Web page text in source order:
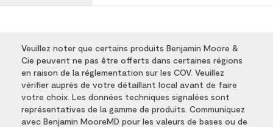
Veuillez noter que certains produits Benjamin Moore &
Cie peuvent ne pas être offerts dans certaines régions
en raison de la réglementation sur les COV. Veuillez
vérifier auprès de votre détaillant local avant de faire
votre choix. Les données techniques signalées sont
représentatives de la gamme de produits. Communiquez
avec Benjamin MooreMD pour les valeurs de bases ou de